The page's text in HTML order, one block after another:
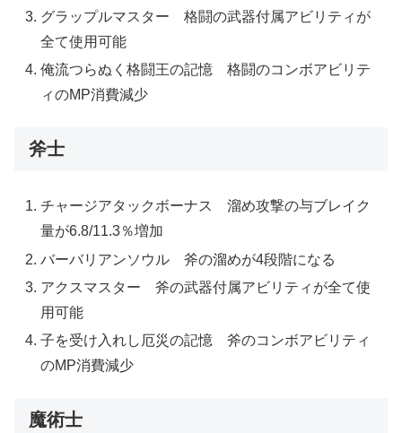
グラップルマスター 格闘の武器付属アビリティが
全て使用可能
俺流つらぬく格闘王の記憶 格闘のコンボアビリテ
ィのMP消費減少
斧士
チャージアタックボーナス 溜め攻撃の与ブレイク
量が6.8/11.3％増加
バーバリアンソウル 斧の溜めが4段階になる
アクスマスター 斧の武器付属アビリティが全て使
用可能
子を受け入れし厄災の記憶 斧のコンボアビリティ
のMP消費減少
魔術士